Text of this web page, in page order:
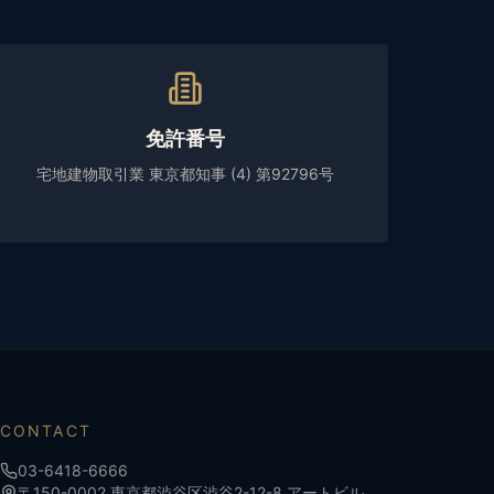
免許番号
宅地建物取引業 東京都知事 (4) 第92796号
CONTACT
03-6418-6666